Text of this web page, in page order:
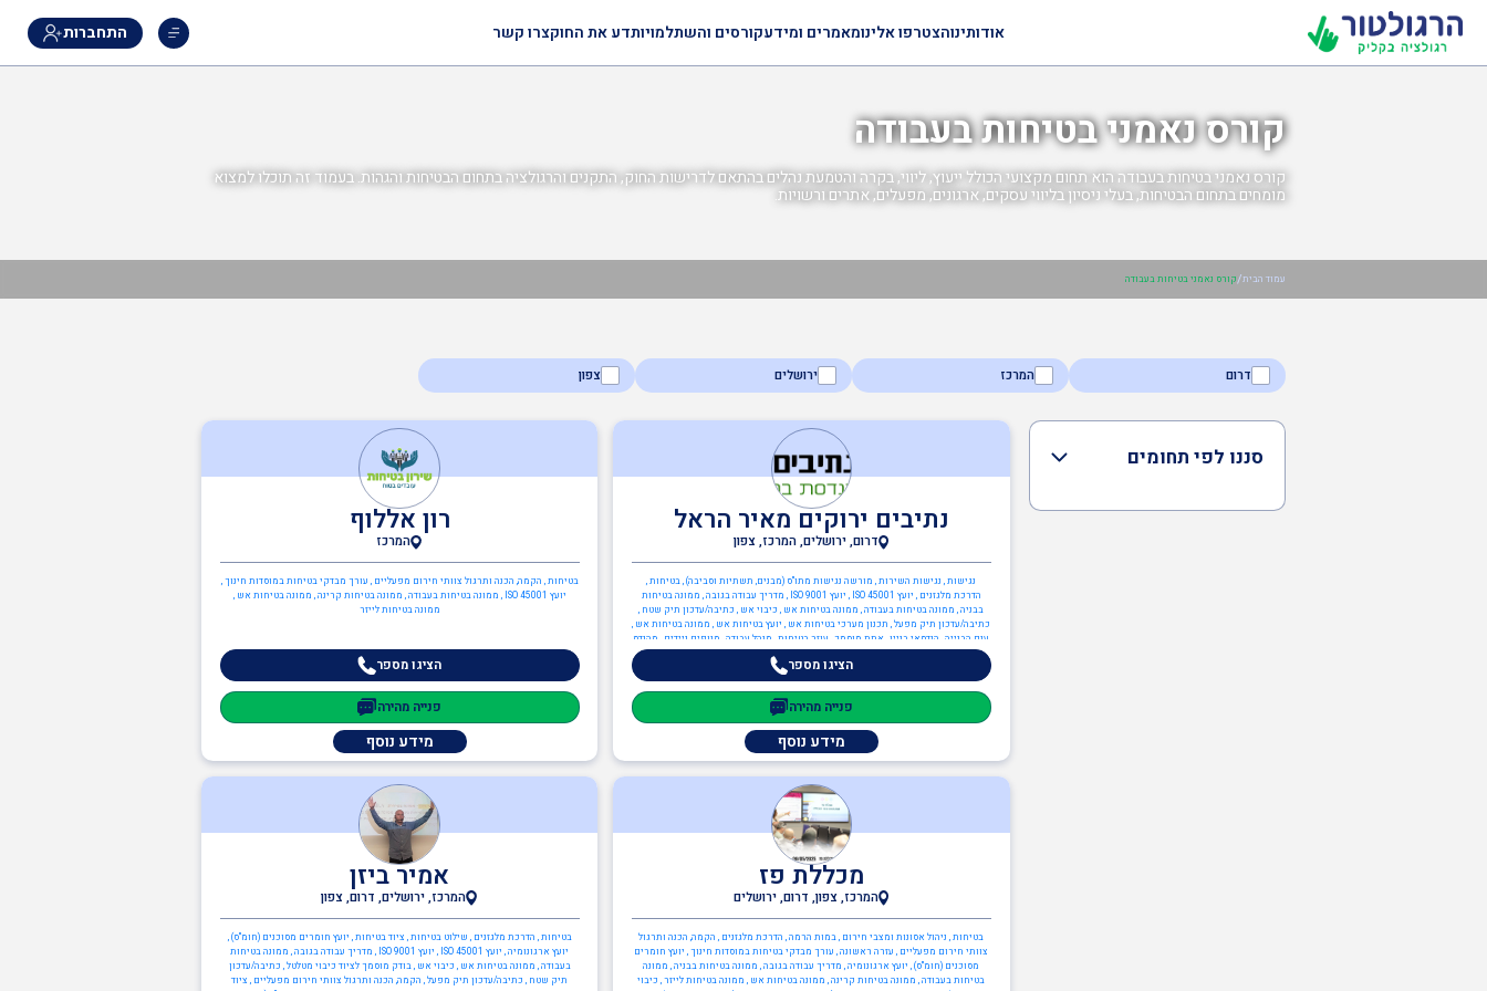
התחברות אודותינוהצטרפו אלינומאמרים ומידעקורסים והשתלמויותדע את החוקצרו קשר
קורס נאמני בטיחות בעבודה
קורס נאמני בטיחות בעבודה הוא תחום מקצועי הכולל ייעוץ, ליווי, בקרה והטמעת נהלים בהתאם לדרישות החוק, התקנים והרגולציה בתחום הבטיחות והגהות. בעמוד זה תוכלו למצוא
מומחים בתחום הבטיחות, בעלי ניסיון בליווי עסקים, ארגונים, מפעלים, אתרים ורשויות.
עמוד הבית/קורס נאמני בטיחות בעבודה
דרום המרכז ירושלים צפון
סננו לפי תחומים
נתיבים ירוקים מאיר הראל
דרום, ירושלים, המרכז, צפון
נגישות , נגישות השירות , מורשה נגישות מתו"ס (מבנים, תשתיות וסביבה) , בטיחות ,
הדרכת מלגזנים , יועץ ISO 45001 , יועץ ISO 9001 , מדריך עבודה בגובה , ממונה בטיחות
בבניה , ממונה בטיחות בעבודה , ממונה בטיחות אש , כיבוי אש , כתיבה/עדכון תיק שטח ,
כתיבה/עדכון תיק מפעל , תכנון מערכי בטיחות אש , יועץ בטיחות אש , ממונה בטיחות אש ,
ענף הבנייה , הנדסאי בניין , אתת מוסמך , עוזר בטיחות , מנהל עבודה , מנופים ניידים , מהנדס
מבנים קונסטרוקטור , ממונה בטיחות בבניה
הציגו מספר
פנייה מהירה
מידע נוסף
רון אללוף
המרכז
בטיחות , הקמה, הכנה ותרגול צוותי חירום מפעליים , עורך מבדקי בטיחות במוסדות חינוך ,
יועץ ISO 45001 , ממונה בטיחות בעבודה , ממונה בטיחות קרינה , ממונה בטיחות אש ,
ממונה בטיחות לייזר
הציגו מספר
פנייה מהירה
מידע נוסף
מכללת פז
המרכז, צפון, דרום, ירושלים
בטיחות , ניהול אסונות ומצבי חירום , במות הרמה , הדרכת מלגזנים , הקמה, הכנה ותרגול
צוותי חירום מפעליים , עזרה ראשונה , עורך מבדקי בטיחות במוסדות חינוך , יועץ חומרים
מסוכנים (חומ"ס) , יועץ ארגונומיה , מדריך עבודה בגובה , ממונה בטיחות בבניה , ממונה
בטיחות בעבודה , ממונה בטיחות קרינה , ממונה בטיחות אש , ממונה בטיחות לייזר , כיבוי
אמיר ביזן
המרכז, ירושלים, דרום, צפון
בטיחות , הדרכת מלגזנים , שילוט בטיחות , ציוד בטיחות , יועץ חומרים מסוכנים (חומ"ס) ,
יועץ ארגונומיה , יועץ ISO 45001 , יועץ ISO 9001 , מדריך עבודה בגובה , ממונה בטיחות
בעבודה , ממונה בטיחות אש , כיבוי אש , בודק מוסמך לציוד כיבוי מטלטל , כתיבה/עדכון
תיק שטח , כתיבה/עדכון תיק מפעל , הקמה, הכנה ותרגול צוותי חירום מפעליים , ציוד